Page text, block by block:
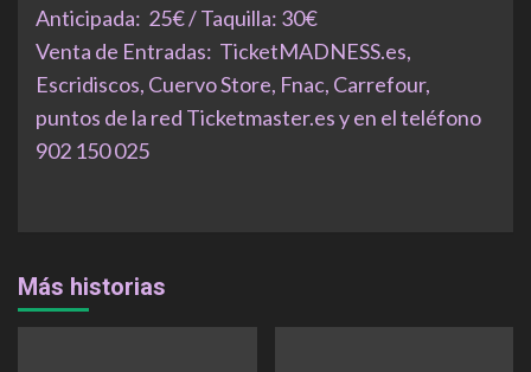
Anticipada: 25€ / Taquilla: 30€
Venta de Entradas: TicketMADNESS.es,
Escridiscos, Cuervo Store, Fnac, Carrefour,
puntos de la red Ticketmaster.es y en el teléfono
902 150 025
Más historias